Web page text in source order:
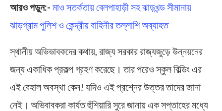
আরও পড়ুন:- মাও সতর্কতায় বেলপাহাড়ী সহ ঝাড়খন্ড সীম‍ানায়
ঝাড়গ্রাম পুলিশ ও কেন্দ্রীয় বাহিনীর তল্লাশি ‍অব্যাহত
স্থানীয় অভিভাবকদের কথায়, রাজ্য সরকার রাজ্যজুড়ে উন্নয়নের
জন্য একাধিক প্রকল্প গ্রহণ করেছে। তার পরেও স্কুল বিল্ডিং এর
এই বেহাল অবস্থা কেন! যদিও এই প্রশ্নের উত্তর তাদের জানা
নেই। অভিবাবকরা কার্যত হুঁশিয়ারি সুরে জানায় এক সপ্তাহের মধ্যে